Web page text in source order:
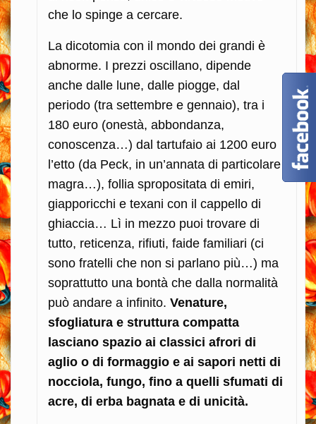
che lo spinge a cercare.
La dicotomia con il mondo dei grandi è
abnorme. I prezzi oscillano, dipende
anche dalle lune, dalle piogge, dal
periodo (tra settembre e gennaio), tra i
180 euro (onestà, abbondanza,
conoscenza…) dal tartufaio ai 1200 euro
l’etto (da Peck, in un’annata di particolare
magra…), follia spropositata di emiri,
giapporicchi e texani con il cappello di
ghiaccia… Lì in mezzo puoi trovare di
tutto, reticenza, rifiuti, faide familiari (ci
sono fratelli che non si parlano più…) ma
soprattutto una bontà che dalla normalità
può andare a infinito. Venature,
sfogliatura e struttura compatta
lasciano spazio ai classici afrori di
aglio o di formaggio e ai sapori netti di
nocciola, fungo, fino a quelli sfumati di
acre, di erba bagnata e di unicità.